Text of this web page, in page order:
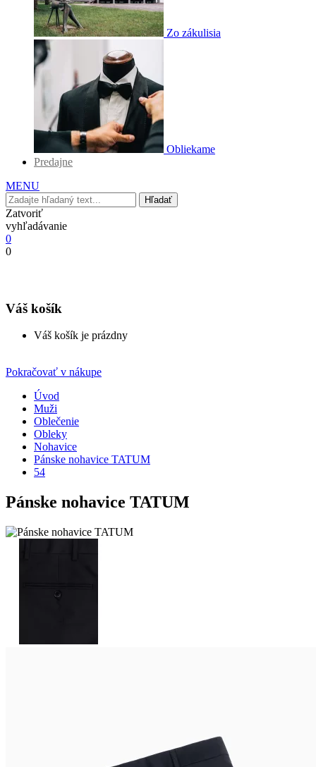
Zo zákulisia
Obliekame
Predajne
MENU
Hľadať
Zatvoriť
vyhľadávanie
0
0
Váš košík
Váš košík je prázdny
Pokračovať v nákupe
Úvod
Muži
Oblečenie
Obleky
Nohavice
Pánske nohavice TATUM
54
Pánske nohavice TATUM